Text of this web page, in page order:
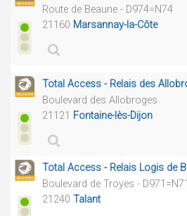
Route de Beaune - D974=N74
21160 Marsannay-la-Côte
Total Access - Relais des
Boulevard des Allobroges
21121 Fontaine-lès-Dijon
Total Access - Relais Logis de
Boulevard de Troyes - D971=N71
21240 Talant